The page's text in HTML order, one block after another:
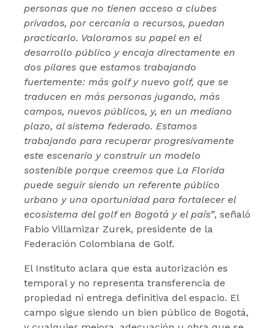
personas que no tienen acceso a clubes
privados, por cercanía o recursos, puedan
practicarlo. Valoramos su papel en el
desarrollo público y encaja directamente en
dos pilares que estamos trabajando
fuertemente: más golf y nuevo golf, que se
traducen en más personas jugando, más
campos, nuevos públicos, y, en un mediano
plazo, al sistema federado. Estamos
trabajando para recuperar progresivamente
este escenario y construir un modelo
sostenible porque creemos que La Florida
puede seguir siendo un referente público
urbano y una oportunidad para fortalecer el
ecosistema del golf en Bogotá y el país”, señaló
Fabio Villamizar Zurek, presidente de la
Federación Colombiana de Golf.
El Instituto aclara que esta autorización es
temporal y no representa transferencia de
propiedad ni entrega definitiva del espacio. El
campo sigue siendo un bien público de Bogotá,